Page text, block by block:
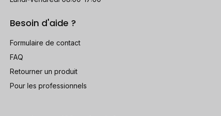
Besoin d'aide ?
Formulaire de contact
FAQ
Retourner un produit
Pour les professionnels